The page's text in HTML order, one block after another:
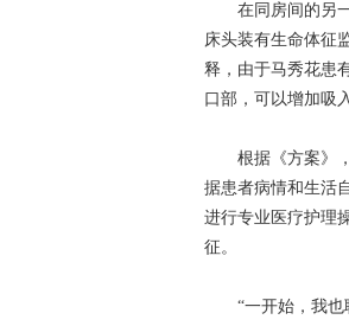
在同房间的另一
床头装有生命体征
释，由于马秀花患
口部，可以增加吸
根据《方案》，
据患者病情和生活
进行专业医疗护理
征。
“一开始，我也联